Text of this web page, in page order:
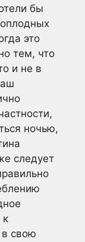
бы
это
тем, что
и не в
ночью,
следует
к
свою